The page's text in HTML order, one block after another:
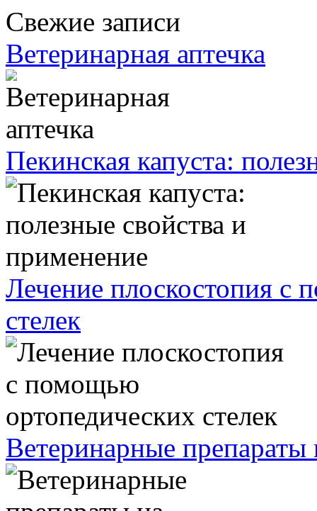
Свежие записи
Ветеринарная аптечка
Пекинская капуста:
Лечение плоскостопия с
стелек
Ветеринарные препараты